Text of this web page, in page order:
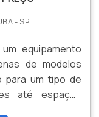
- SP
equipamento
de modelos
para um tipo de
até espaços